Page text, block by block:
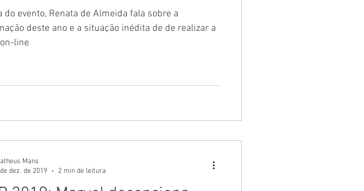
do evento, Renata de Almeida fala sobre a
deste ano e a situação inédita de de realizar a
line
Mans
dez. de 2019
2 min de leitura